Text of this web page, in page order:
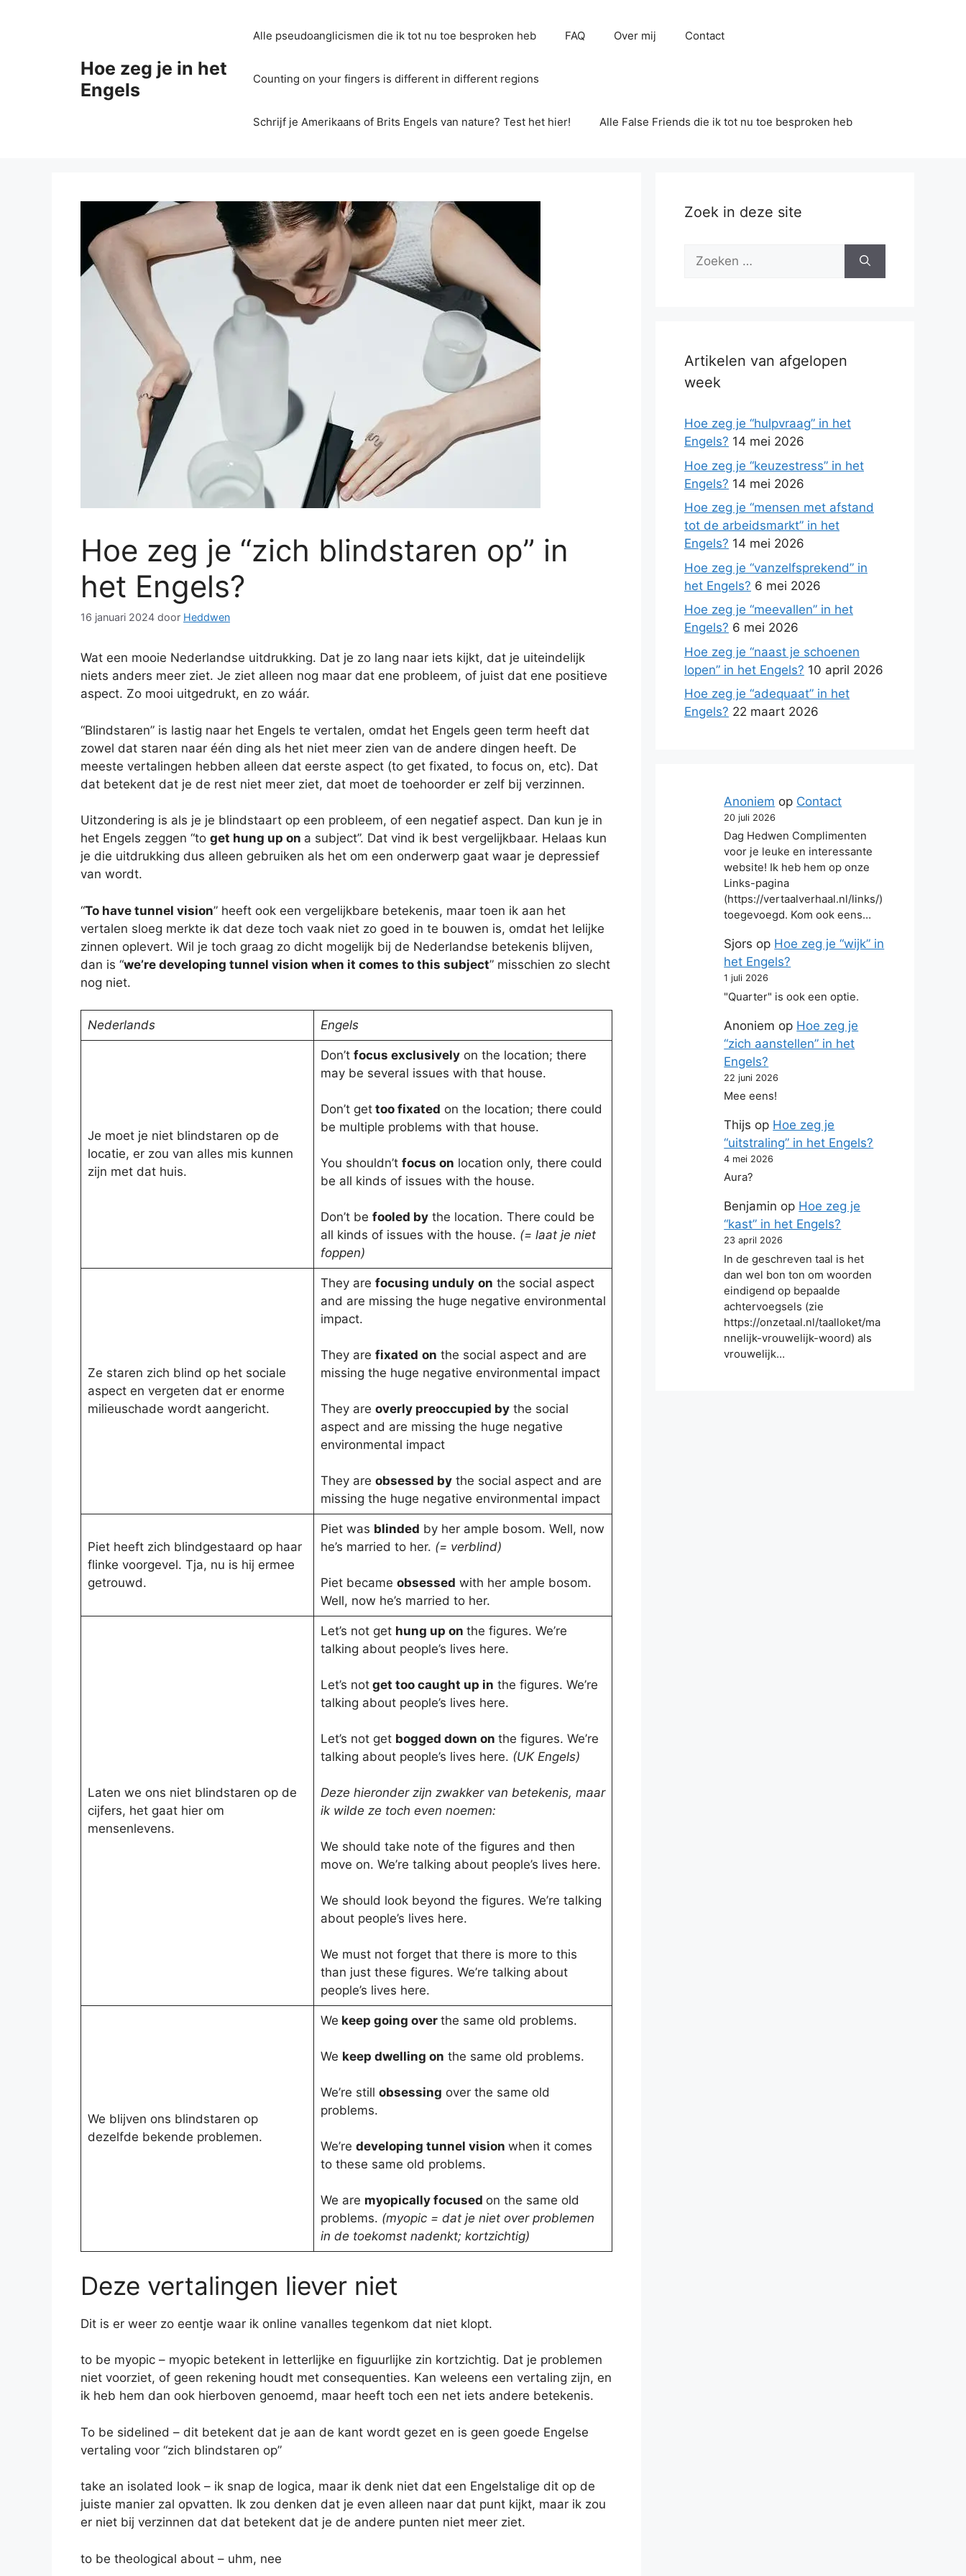
Hoe zeg je in het
Engels
Alle pseudoanglicismen die ik tot nu toe besproken heb FAQ Over mij Contact
Counting on your fingers is different in different regions
Schrijf je Amerikaans of Brits Engels van nature? Test het hier! Alle False Friends die ik tot nu toe besproken heb
Hoe zeg je “zich blindstaren op” in
het Engels?
16 januari 2024 door Heddwen
Wat een mooie Nederlandse uitdrukking. Dat je zo lang naar iets kijkt, dat je uiteindelijk
niets anders meer ziet. Je ziet alleen nog maar dat ene probleem, of juist dat ene positieve
aspect. Zo mooi uitgedrukt, en zo wáár.
“Blindstaren” is lastig naar het Engels te vertalen, omdat het Engels geen term heeft dat
zowel dat staren naar één ding als het niet meer zien van de andere dingen heeft. De
meeste vertalingen hebben alleen dat eerste aspect (to get fixated, to focus on, etc). Dat
dat betekent dat je de rest niet meer ziet, dat moet de toehoorder er zelf bij verzinnen.
Uitzondering is als je je blindstaart op een probleem, of een negatief aspect. Dan kun je in
het Engels zeggen “to get hung up on a subject”. Dat vind ik best vergelijkbaar. Helaas kun
je die uitdrukking dus alleen gebruiken als het om een onderwerp gaat waar je depressief
van wordt.
“To have tunnel vision” heeft ook een vergelijkbare betekenis, maar toen ik aan het
vertalen sloeg merkte ik dat deze toch vaak niet zo goed in te bouwen is, omdat het lelijke
zinnen oplevert. Wil je toch graag zo dicht mogelijk bij de Nederlandse betekenis blijven,
dan is “we’re developing tunnel vision when it comes to this subject” misschien zo slecht
nog niet.
Nederlands Engels
Je moet je niet blindstaren op de
locatie, er zou van alles mis kunnen
zijn met dat huis.
Don’t focus exclusivelyon the location; there
may be several issues with that house.
Don’t gettoo fixated on the location; there could
be multiple problems with that house.
You shouldn’t focus on location only, there could
be all kinds of issues with the house.
Don’t be fooled bythe location. There could be
all kinds of issues with the house. (= laat je niet
foppen)
Ze staren zich blind op het sociale
aspect en vergeten dat er enorme
milieuschade wordt aangericht.
They are focusing unduly on the social aspect
and are missing the huge negative environmental
impact.
They are fixated on the social aspect and are
missing the huge negative environmental impact
They are overly preoccupied bythe social
aspect and are missing the huge negative
environmental impact
They are obsessed bythe social aspect and are
missing the huge negative environmental impact
Piet heeft zich blindgestaard op haar
flinke voorgevel. Tja, nu is hij ermee
getrouwd.
Piet was blinded by her ample bosom. Well, now
he’s married to her. (= verblind)
Piet became obsessed with her ample bosom.
Well, now he’s married to her.
Laten we ons niet blindstaren op de
cijfers, het gaat hier om
mensenlevens.
Let’s not get hung up on the figures. We’re
talking about people’s lives here.
Let’s notget too caught up in the figures. We’re
talking about people’s lives here.
Let’s not get bogged down on the figures. We’re
talking about people’s lives here. (UK Engels)
Deze hieronder zijn zwakker van betekenis, maar
ik wilde ze toch even noemen:
We should take note of the figures and then
move on. We’re talking about people’s lives here.
We should look beyond the figures. We’re talking
about people’s lives here.
We must not forget that there is more to this
than just these figures. We’re talking about
people’s lives here.
We blijven ons blindstaren op
dezelfde bekende problemen.
We keep going over the same old problems.
We keep dwelling on the same old problems.
We’re still obsessing over the same old
problems.
We’re developing tunnel vision when it comes
to these same old problems.
We are myopically focused on the same old
problems. (myopic = dat je niet over problemen
in de toekomst nadenkt; kortzichtig)
Deze vertalingen liever niet
Dit is er weer zo eentje waar ik online vanalles tegenkom dat niet klopt.
to be myopic – myopic betekent in letterlijke en figuurlijke zin kortzichtig. Dat je problemen
niet voorziet, of geen rekening houdt met consequenties. Kan weleens een vertaling zijn, en
ik heb hem dan ook hierboven genoemd, maar heeft toch een net iets andere betekenis.
To be sidelined – dit betekent dat je aan de kant wordt gezet en is geen goede Engelse
vertaling voor “zich blindstaren op”
take an isolated look – ik snap de logica, maar ik denk niet dat een Engelstalige dit op de
juiste manier zal opvatten. Ik zou denken dat je even alleen naar dat punt kijkt, maar ik zou
er niet bij verzinnen dat dat betekent dat je de andere punten niet meer ziet.
to be theological about – uhm, nee
Zoek in deze site
Zoek
Artikelen van afgelopen
week
Hoe zeg je “hulpvraag” in het
Engels? 14 mei 2026
Hoe zeg je “keuzestress” in het
Engels? 14 mei 2026
Hoe zeg je “mensen met afstand
tot de arbeidsmarkt” in het
Engels? 14 mei 2026
Hoe zeg je “vanzelfsprekend” in
het Engels? 6 mei 2026
Hoe zeg je “meevallen” in het
Engels? 6 mei 2026
Hoe zeg je “naast je schoenen
lopen” in het Engels? 10 april 2026
Hoe zeg je “adequaat” in het
Engels? 22 maart 2026
Anoniem op Contact
20 juli 2026
Dag Hedwen Complimenten
voor je leuke en interessante
website! Ik heb hem op onze
Links-pagina
(https://vertaalverhaal.nl/links/)
toegevoegd. Kom ook eens…
Sjors op Hoe zeg je “wijk” in
het Engels?
1 juli 2026
"Quarter" is ook een optie.
Anoniem op Hoe zeg je
“zich aanstellen” in het
Engels?
22 juni 2026
Mee eens!
Thijs op Hoe zeg je
“uitstraling” in het Engels?
4 mei 2026
Aura?
Benjamin op Hoe zeg je
“kast” in het Engels?
23 april 2026
In de geschreven taal is het
dan wel bon ton om woorden
eindigend op bepaalde
achtervoegsels (zie
https://onzetaal.nl/taalloket/ma
nnelijk-vrouwelijk-woord) als
vrouwelijk…